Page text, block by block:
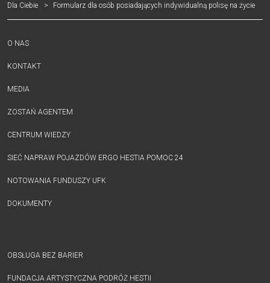
Dla Ciebie Formularz dla osób posiadających indywidualną polisę na życie
O NAS
KONTAKT
MEDIA
ZOSTAŃ AGENTEM
CENTRUM WIEDZY
SIEĆ NAPRAW POJAZDÓW ERGO HESTIA POMOC 24
NOTOWANIA FUNDUSZY UFK
DOKUMENTY
OBSŁUGA BEZ BARIER
FUNDACJA ARTYSTYCZNA PODRÓŻ HESTII